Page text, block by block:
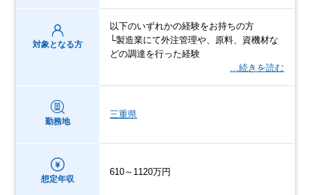
対象となる方
以下のいずれかの経験をお持ちの方
└製造業にて外注管理や、原料、資機材な
どの調達を行った経験
…続きを読む
勤務地
三重県
想定年収
610～1120万円